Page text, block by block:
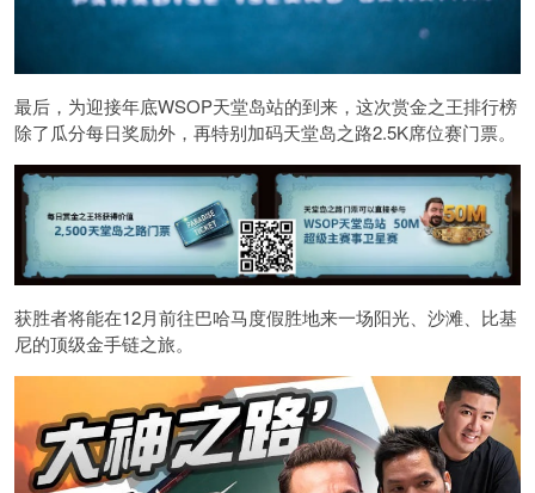
最后，为迎接年底WSOP天堂岛站的到来，这次赏金之王排行榜
除了瓜分每日奖励外，再特别加码天堂岛之路2.5K席位赛门票。
获胜者将能在12月前往巴哈马度假胜地来一场阳光、沙滩、比基
尼的顶级金手链之旅。